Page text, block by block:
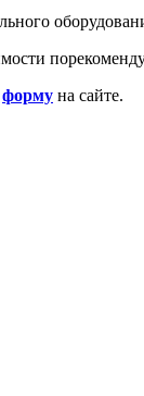
форму на сайте.